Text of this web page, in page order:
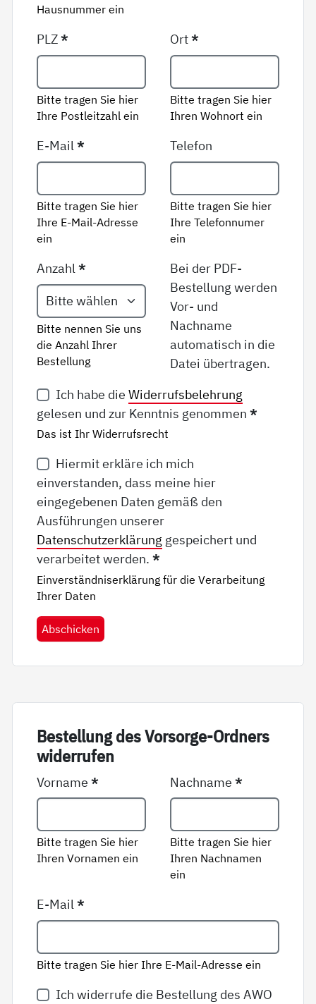
Hausnummer ein
PLZ*
Bitte tragen Sie hier
Ihre Postleitzahl ein
Ort*
Bitte tragen Sie hier
Ihren Wohnort ein
E-Mail*
Bitte tragen Sie hier
Ihre E-Mail-Adresse
ein
Telefon
Bitte tragen Sie hier
Ihre Telefonnumer
ein
Anzahl*
Bitte nennen Sie uns
die Anzahl Ihrer
Bestellung
Bei der PDF-
Bestellung werden
Vor- und
Nachname
automatisch in die
Datei übertragen.
Ich habe die Widerrufsbelehrung
gelesen und zur Kenntnis genommen*
Das ist Ihr Widerrufsrecht
Hiermit erkläre ich mich
einverstanden, dass meine hier
eingegebenen Daten gemäß den
Ausführungen unserer
Datenschutzerklärung gespeichert und
verarbeitet werden.*
Einverständniserklärung für die Verarbeitung
Ihrer Daten
Abschicken
Be­stel­lung des Vor­sor­ge-Ord­ners
wi­der­ru­fen
Vorname*
Bitte tragen Sie hier
Ihren Vornamen ein
Nachname*
Bitte tragen Sie hier
Ihren Nachnamen
ein
E-Mail*
Bitte tragen Sie hier Ihre E-Mail-Adresse ein
Ich widerrufe die Bestellung des AWO